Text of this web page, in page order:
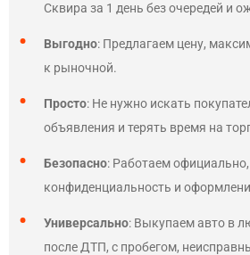
Сквира за 1 день без очередей и
Выгодно: Предлагаем цену,
к рыночной.
Просто: Не нужно искать
объявления и терять время на
Безопасно: Работаем
конфиденциальность и
Универсально: Выкупаем авто в
после ДТП, с пробегом,